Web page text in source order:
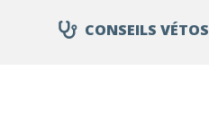
CONSEILS VÉTOS